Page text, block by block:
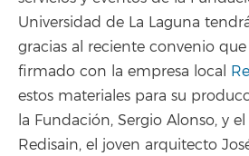
Universidad de La Laguna
gracias al reciente convenio
firmado con la empresa local
estos materiales para su
la Fundación, Sergio Alonso, y
Redisain, el joven arquitecto